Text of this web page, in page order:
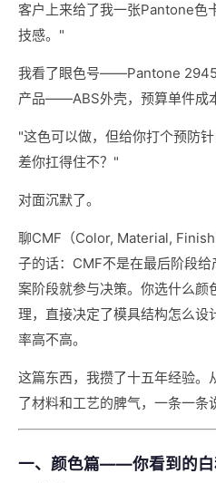
客户上来给了我一张Pantone色
技感。"
我看了眼色号——Pantone
产品——ABS外壳，预算单件成
"这色可以做，但给你打个预防
差你扛得住不？"
对面沉默了。
聊CMF（Color, Material,
子的话：CMF不是在最后阶段
案阶段就参与决策。你选什么颜
理，直接决定了模具结构怎么设
率高不高。
这篇东西，我攒了十五年经验。
了材料和工艺的脾气，一条一条
一、颜色篇——你看到的白